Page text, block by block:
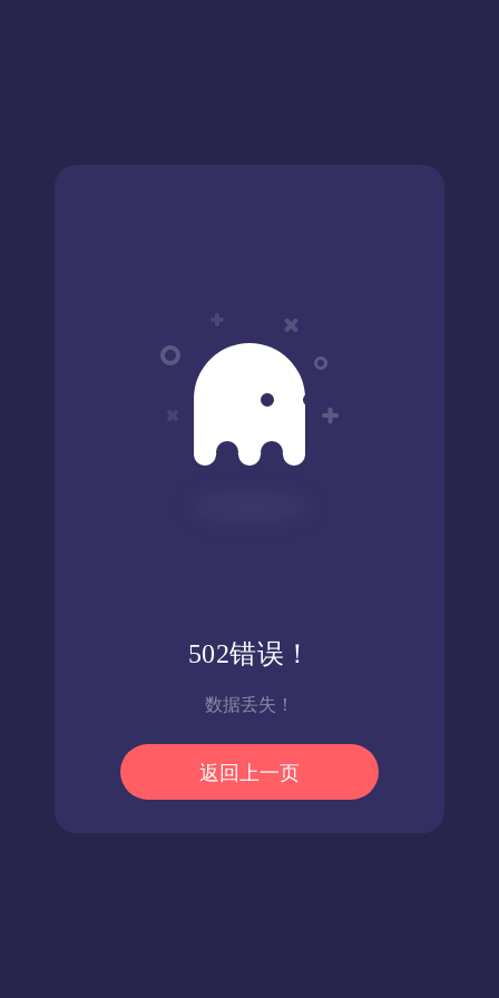
502错误！
数据丢失！
返回上一页